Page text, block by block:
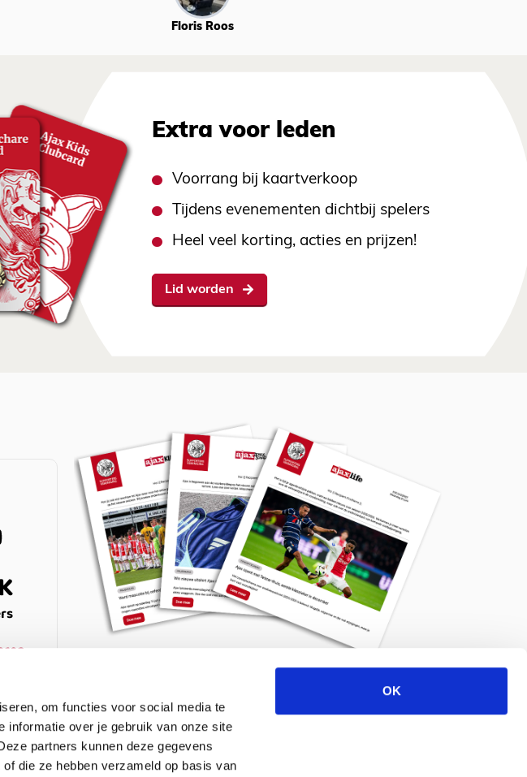
om functies voor social media te
informatie over je gebruik van onze site
partners kunnen deze gegevens
die ze hebben verzameld op basis van
OK
Floris Roos
Extra voor leden
Voorrang bij kaartverkoop
Tijdens evenementen dichtbij spelers
Heel veel korting, acties en prijzen!
Lid worden
Meld je aan voor de nieuwsbrief